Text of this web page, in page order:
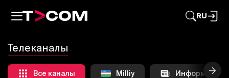
RU
Телеканалы
Все каналы Milliy